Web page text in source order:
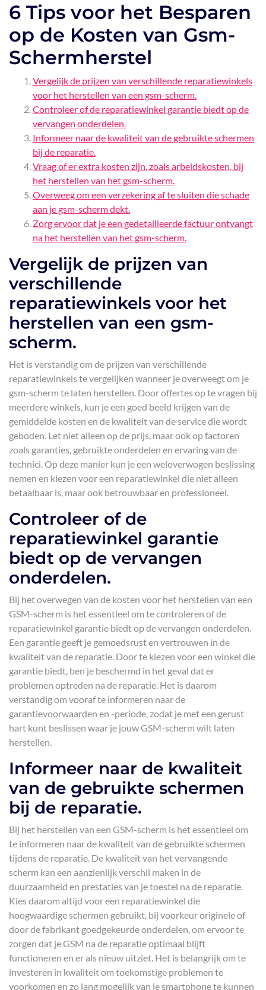
6 Tips voor het Besparen
op de Kosten van Gsm-
Schermherstel
Vergelijk de prijzen van verschillende reparatiewinkels
voor het herstellen van een gsm-scherm.
Controleer of de reparatiewinkel garantie biedt op de
vervangen onderdelen.
Informeer naar de kwaliteit van de gebruikte schermen
bij de reparatie.
Vraag of er extra kosten zijn, zoals arbeidskosten, bij
het herstellen van het gsm-scherm.
Overweeg om een verzekering af te sluiten die schade
aan je gsm-scherm dekt.
Zorg ervoor dat je een gedetailleerde factuur ontvangt
na het herstellen van het gsm-scherm.
Vergelijk de prijzen van
verschillende
reparatiewinkels voor het
herstellen van een gsm-
scherm.
Het is verstandig om de prijzen van verschillende
reparatiewinkels te vergelijken wanneer je overweegt om je
gsm-scherm te laten herstellen. Door offertes op te vragen bij
meerdere winkels, kun je een goed beeld krijgen van de
gemiddelde kosten en de kwaliteit van de service die wordt
geboden. Let niet alleen op de prijs, maar ook op factoren
zoals garanties, gebruikte onderdelen en ervaring van de
technici. Op deze manier kun je een weloverwogen beslissing
nemen en kiezen voor een reparatiewinkel die niet alleen
betaalbaar is, maar ook betrouwbaar en professioneel.
Controleer of de
reparatiewinkel garantie
biedt op de vervangen
onderdelen.
Bij het overwegen van de kosten voor het herstellen van een
GSM-scherm is het essentieel om te controleren of de
reparatiewinkel garantie biedt op de vervangen onderdelen.
Een garantie geeft je gemoedsrust en vertrouwen in de
kwaliteit van de reparatie. Door te kiezen voor een winkel die
garantie biedt, ben je beschermd in het geval dat er
problemen optreden na de reparatie. Het is daarom
verstandig om vooraf te informeren naar de
garantievoorwaarden en -periode, zodat je met een gerust
hart kunt beslissen waar je jouw GSM-scherm wilt laten
herstellen.
Informeer naar de kwaliteit
van de gebruikte schermen
bij de reparatie.
Bij het herstellen van een GSM-scherm is het essentieel om
te informeren naar de kwaliteit van de gebruikte schermen
tijdens de reparatie. De kwaliteit van het vervangende
scherm kan een aanzienlijk verschil maken in de
duurzaamheid en prestaties van je toestel na de reparatie.
Kies daarom altijd voor een reparatiewinkel die
hoogwaardige schermen gebruikt, bij voorkeur originele of
door de fabrikant goedgekeurde onderdelen, om ervoor te
zorgen dat je GSM na de reparatie optimaal blijft
functioneren en er als nieuw uitziet. Het is belangrijk om te
investeren in kwaliteit om toekomstige problemen te
voorkomen en zo lang mogelijk van je smartphone te kunnen